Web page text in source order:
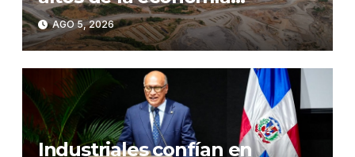
dominicana e impulsa el
crecimiento de las
remuneraciones en el sector
formal
AGO 5, 2026
Industriales confían en